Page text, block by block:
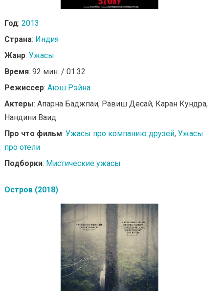
Год: 2013
Страна: Индия
Жанр: Ужасы
Время: 92 мин. / 01:32
Режиссер: Аюш Рэйна
Актеры: Апарна Баджпаи, Равиш Десай, Каран Кундра,
Нандини Ваид
Про что фильм: Ужасы про компанию друзей, Ужасы
про отели
Подборки: Мистические ужасы
Остров (2018)